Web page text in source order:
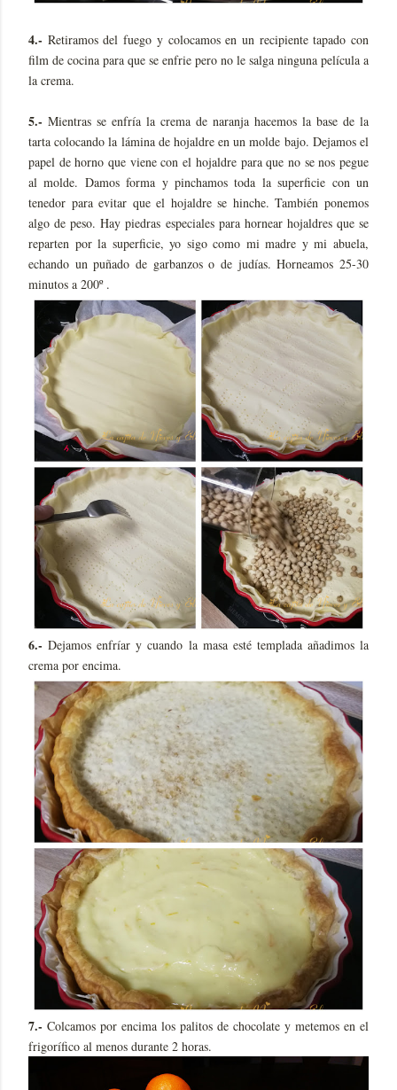
4.- Retiramos del fuego y colocamos en un recipiente tapado con
film de cocina para que se enfrie pero no le salga ninguna película a
la crema.
5.- Mientras se enfría la crema de naranja hacemos la base de la
tarta colocando la lámina de hojaldre en un molde bajo. Dejamos el
papel de horno que viene con el hojaldre para que no se nos pegue
al molde. Damos forma y pinchamos toda la superficie con un
tenedor para evitar que el hojaldre se hinche. También ponemos
algo de peso. Hay piedras especiales para hornear hojaldres que se
reparten por la superficie, yo sigo como mi madre y mi abuela,
echando un puñado de garbanzos o de judías. Horneamos 25-30
minutos a 200º .
6.- Dejamos enfríar y cuando la masa esté templada añadimos la
crema por encima.
7.- Colcamos por encima los palitos de chocolate y metemos en el
frigorífico al menos durante 2 horas.